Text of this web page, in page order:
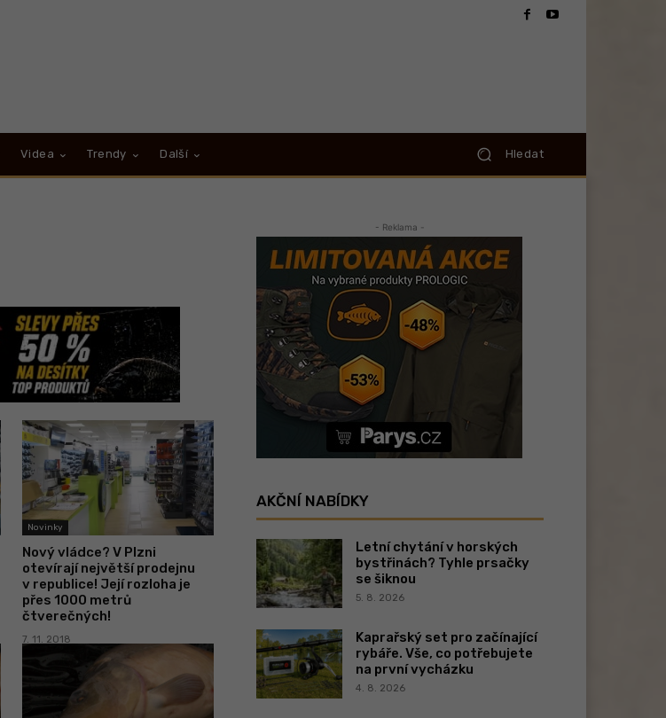
Videa Trendy Další Hledat
Novinky
Nový vládce? V Plzni
otevírají největší prodejnu
v republice! Její rozloha je
přes 1000 metrů
čtverečných!
7. 11. 2018
- Reklama -
AKČNÍ NABÍDKY
Letní chytání v horských
bystřinách? Tyhle prsačky
se šiknou
5. 8. 2026
Kaprařský set pro začínající
rybáře. Vše, co potřebujete
na první vycházku
4. 8. 2026